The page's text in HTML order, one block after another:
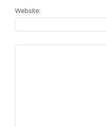
Website: